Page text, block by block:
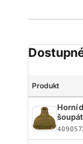
Produkt
Horní